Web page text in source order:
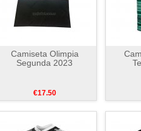
Camiseta Olimpia
Segunda 2023
€17.50